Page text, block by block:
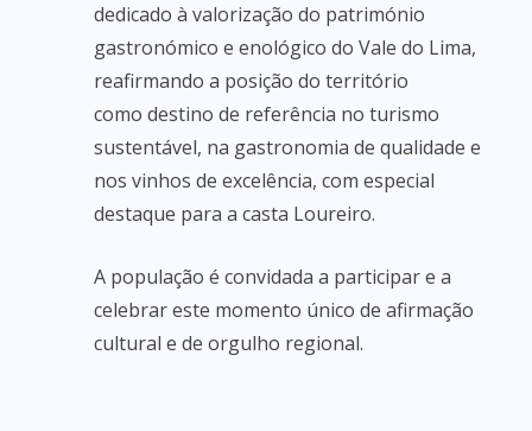
dedicado à valorização do património
gastronómico e enológico do Vale do Lima,
reafirmando a posição do território
como destino de referência no turismo
sustentável, na gastronomia de qualidade e
nos vinhos de excelência, com especial
destaque para a casta Loureiro.
A população é convidada a participar e a
celebrar este momento único de afirmação
cultural e de orgulho regional.